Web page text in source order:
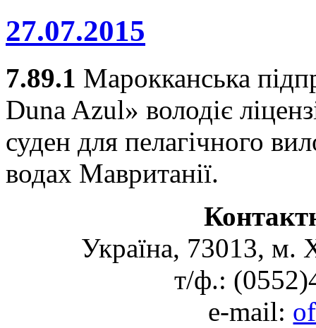
27.07.2015
7.89.1 Марокканська
Duna Azul» володіє
суден для пелагічного
водах Мавританії.
Україна, 73013, м.
т/ф.:
e-mail: